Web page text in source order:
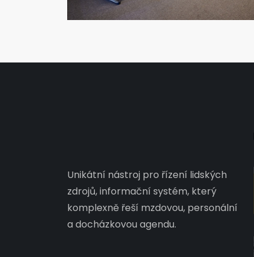
Unikátní nástroj pro řízení lidských
zdrojů, informační systém, který
komplexně řeší mzdovou, personální
a docházkovou agendu.